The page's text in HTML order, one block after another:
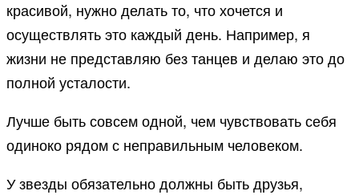
красивой, нужно делать то, что хочется и
осуществлять это каждый день. Например, я
жизни не представляю без танцев и делаю это до
полной усталости.
Лучше быть совсем одной, чем чувствовать себя
одиноко рядом с неправильным человеком.
У звезды обязательно должны быть друзья,